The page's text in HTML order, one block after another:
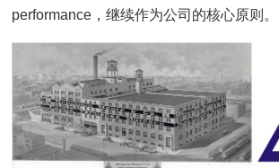
performance，继续作为公司的核心原则。